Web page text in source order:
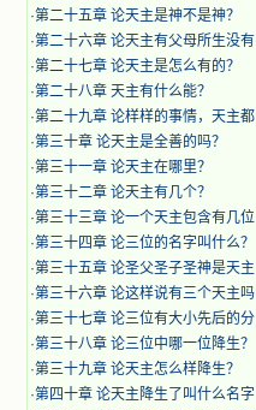
·第二十五章 论天主是神不是神？
·第二十六章 论天主有父母所生没有
·第二十七章 论天主是怎么有的？
·第二十八章 天主有什么能？
·第二十九章 论样样的事情，天主都
·第三十章 论天主是全善的吗？
·第三十一章 论天主在哪里？
·第三十二章 论天主有几个？
·第三十三章 论一个天主包含有几位
·第三十四章 论三位的名字叫什么？
·第三十五章 论圣父圣子圣神是天主
·第三十六章 论这样说有三个天主吗
·第三十七章 论三位有大小先后的分
·第三十八章 论三位中哪一位降生？
·第三十九章 论天主怎么样降生？
·第四十章 论天主降生了叫什么名字